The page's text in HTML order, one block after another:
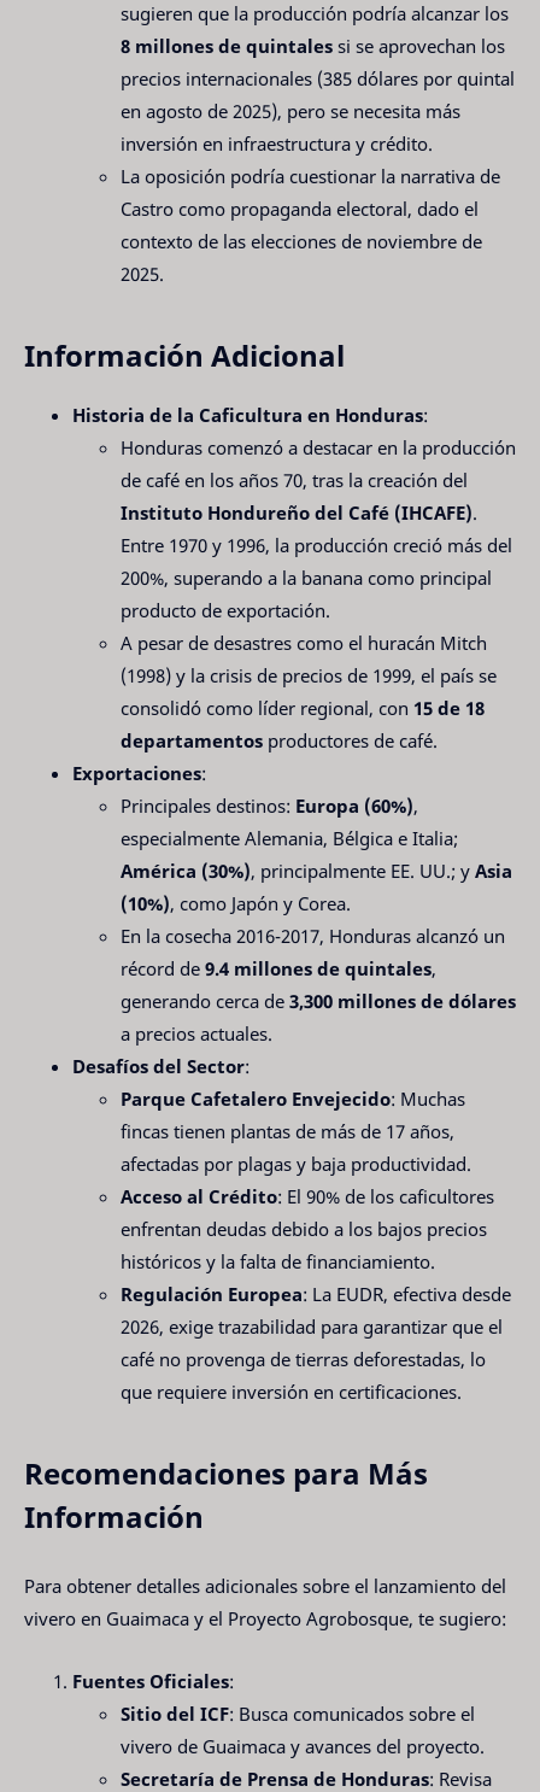
sugieren que la producción podría alcanzar los
8 millones de quintales si se aprovechan los
precios internacionales (385 dólares por quintal
en agosto de 2025), pero se necesita más
inversión en infraestructura y crédito.
La oposición podría cuestionar la narrativa de
Castro como propaganda electoral, dado el
contexto de las elecciones de noviembre de
2025.
Información Adicional
Historia de la Caficultura en Honduras:
Honduras comenzó a destacar en la producción
de café en los años 70, tras la creación del
Instituto Hondureño del Café (IHCAFE).
Entre 1970 y 1996, la producción creció más del
200%, superando a la banana como principal
producto de exportación.
A pesar de desastres como el huracán Mitch
(1998) y la crisis de precios de 1999, el país se
consolidó como líder regional, con 15 de 18
departamentos productores de café.
Exportaciones:
Principales destinos: Europa (60%),
especialmente Alemania, Bélgica e Italia;
América (30%), principalmente EE. UU.; y Asia
(10%), como Japón y Corea.
En la cosecha 2016-2017, Honduras alcanzó un
récord de 9.4 millones de quintales,
generando cerca de 3,300 millones de dólares
a precios actuales.
Desafíos del Sector:
Parque Cafetalero Envejecido: Muchas
fincas tienen plantas de más de 17 años,
afectadas por plagas y baja productividad.
Acceso al Crédito: El 90% de los caficultores
enfrentan deudas debido a los bajos precios
históricos y la falta de financiamiento.
Regulación Europea: La EUDR, efectiva desde
2026, exige trazabilidad para garantizar que el
café no provenga de tierras deforestadas, lo
que requiere inversión en certificaciones.
Recomendaciones para Más
Información
Para obtener detalles adicionales sobre el lanzamiento del
vivero en Guaimaca y el Proyecto Agrobosque, te sugiero:
Fuentes Oficiales:
Sitio del ICF: Busca comunicados sobre el
vivero de Guaimaca y avances del proyecto.
Secretaría de Prensa de Honduras: Revisa